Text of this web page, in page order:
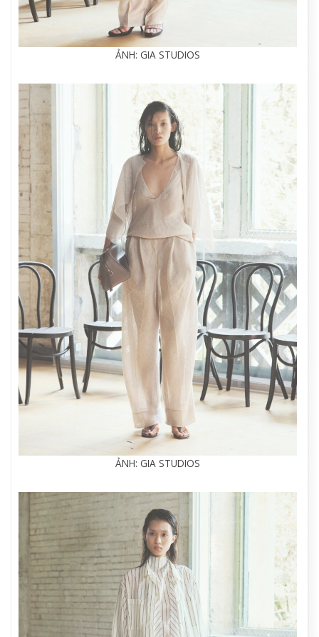
ẢNH: GIA STUDIOS
ẢNH: GIA STUDIOS